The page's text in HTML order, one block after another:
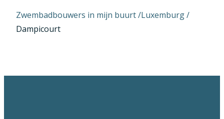
Zwembadbouwers in mijn buurt /Luxemburg/
Dampicourt